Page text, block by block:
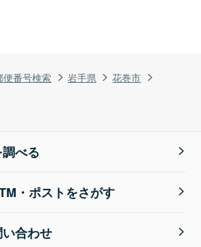
便番号検索 岩手県
花巻市
べる
・ポストをさがす
合わせ